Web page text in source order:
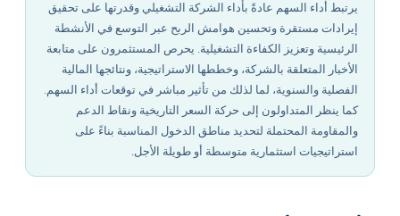
يرتبط أداء السهم عادةً بأداء الشركة التشغيلي وقدرتها على تحقيق
إيرادات مستقرة وتحسين هوامش الربح عبر التوسع في الأنشطة
الرئيسية وتعزيز الكفاءة التشغيلية. يحرص المستثمرون على متابعة
الأخبار المتعلقة بالشركة، وخططها الاستراتيجية، ونتائجها المالية
الفصلية والسنوية، لما لذلك من تأثير مباشر في توقعات أداء السهم.
كما ينظر المتداولون إلى حركة السعر التاريخية ونقاط الدعم
والمقاومة المحتملة لتحديد مناطق الدخول المناسبة بناءً على
استراتيجيات استثمارية متوسطة أو طويلة الأجل.